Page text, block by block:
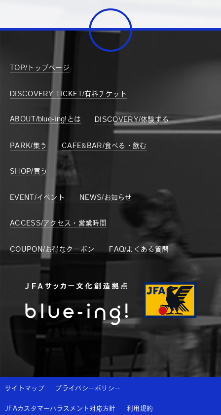
TOP/トップページ
DISCOVERY TICKET/有料チケット
ABOUT/blue-ing!とは DISCOVERY/体験する
PARK/集う CAFE&BAR/食べる・飲む
SHOP/買う
EVENT/イベント NEWS/お知らせ
ACCESS/アクセス・営業時間
COUPON/お得なクーポン FAQ/よくある質問
サイトマップ プライバシーポリシー
JFAカスタマーハラスメント対応方針 利用規約